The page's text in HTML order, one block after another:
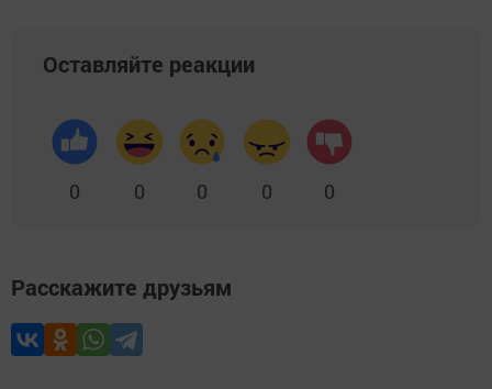
Оставляйте реакции
0 0 0 0 0
Расскажите друзьям